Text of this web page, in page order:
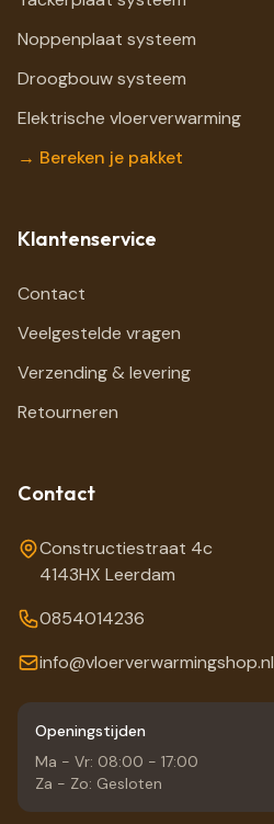
Noppenplaat systeem
Droogbouw systeem
Elektrische vloerverwarming
→ Bereken je pakket
Klantenservice
Contact
Veelgestelde vragen
Verzending & levering
Retourneren
Contact
Constructiestraat 4c
4143HX Leerdam
0854014236
info@vloerverwarmingshop.nl
Openingstijden
Ma - Vr: 08:00 - 17:00
Za - Zo: Gesloten